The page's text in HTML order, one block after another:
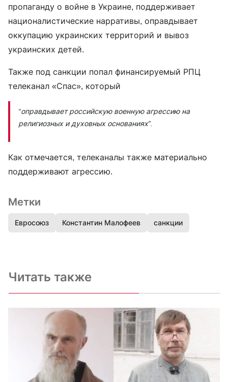
пропаганду о войне в Украине, поддерживает
националистические нарративы, оправдывает
оккупацию украинских территорий и вывоз
украинских детей.
Также под санкции попал финансируемый РПЦ
телеканал «Спас», который
“оправдывает российскую военную агрессию на
религиозных и духовных основаниях”.
Как отмечается, телеканалы также материально
поддерживают агрессию.
Метки
Евросоюз Константин Малофеев санкции
Читать также